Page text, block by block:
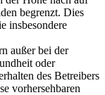
begrenzt. Dies
insbesondere
außer bei der
oder
des Betreibers
vorhersehbaren